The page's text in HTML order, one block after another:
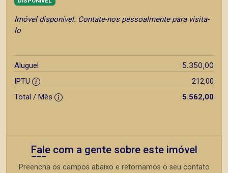
Imóvel disponível. Contate-nos pessoalmente para visita-
lo
Aluguel 5.350,00
IPTU
212,00
Total / Mês
5.562,00
Fale com a gente sobre este imóvel
Preencha os campos abaixo e retornamos o seu contato